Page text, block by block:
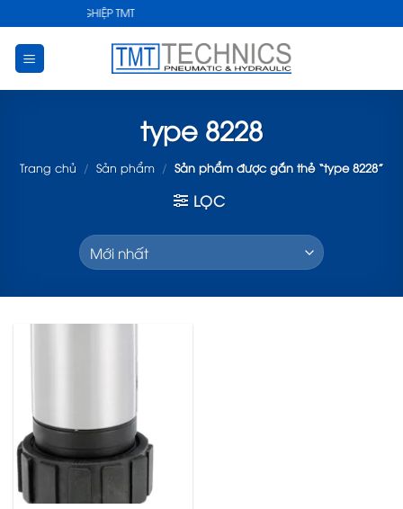
to
content
CÔNG NGHIỆP TMT
type 8228
Trang chủ / Sản phẩm / Sản phẩm được gắn thẻ “type 8228”
LỌC